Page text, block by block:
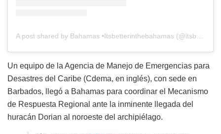
Un equipo de la Agencia de Manejo de Emergencias para
Desastres del Caribe (Cdema, en inglés), con sede en
Barbados, llegó a Bahamas para coordinar el Mecanismo
de Respuesta Regional ante la inminente llegada del
huracán Dorian al noroeste del archipiélago.